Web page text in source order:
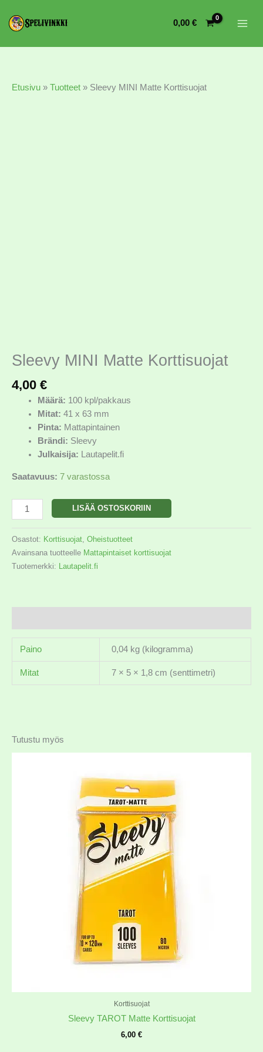
0,00 €
Etusivu » Tuotteet » Sleevy MINI Matte Korttisuojat
Sleevy MINI Matte Korttisuojat
4,00 €
Määrä: 100 kpl/pakkaus
Mitat: 41 x 63 mm
Pinta: Mattapintainen
Brändi: Sleevy
Julkaisija: Lautapelit.fi
Saatavuus: 7 varastossa
LISÄÄ OSTOSKORIIN
Osastot: Korttisuojat Oheistuotteet
Avainsana tuotteelle Mattapintaiset korttisuojat
Tuotemerkki: Lautapelit.fi
Paino 0,04 kg (kilogramma)
Mitat 7 × 5 × 1,8 cm (senttimetri)
Tutustu myös
Korttisuojat
Sleevy TAROT Matte Korttisuojat
6,00 €